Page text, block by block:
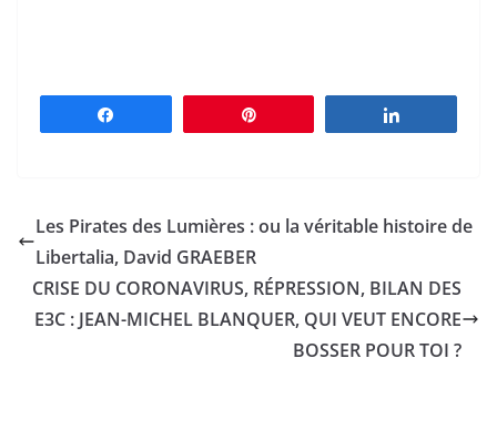
Les Pirates des Lumières : ou la véritable histoire de
Libertalia, David GRAEBER
CRISE DU CORONAVIRUS, RÉPRESSION, BILAN DES
E3C : JEAN-MICHEL BLANQUER, QUI VEUT ENCORE
BOSSER POUR TOI ?